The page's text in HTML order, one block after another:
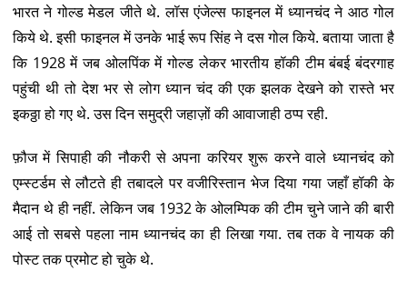
भारत ने गोल्ड मेडल जीते थे. लॉस एंजेल्स फाइनल में ध्यानचंद ने आठ गोल
किये थे. इसी फाइनल में उनके भाई रूप सिंह ने दस गोल किये. बताया जाता है
कि 1928 में जब ओलपिंक में गोल्ड लेकर भारतीय हॉकी टीम बंबई बंदरगाह
पहुंची थी तो देश भर से लोग ध्यान चंद की एक झलक देखने को रास्ते भर
इकठ्ठा हो गए थे. उस दिन समुद्री जहाज़ों की आवाजाही ठप्प रही.
फ़ौज में सिपाही की नौकरी से अपना करियर शुरू करने वाले ध्यानचंद को
एम्स्टर्डम से लौटते ही तबादले पर वजीरिस्तान भेज दिया गया जहाँ हॉकी के
मैदान थे ही नहीं. लेकिन जब 1932 के ओलम्पिक की टीम चुने जाने की बारी
आई तो सबसे पहला नाम ध्यानचंद का ही लिखा गया. तब तक वे नायक की
पोस्ट तक प्रमोट हो चुके थे.